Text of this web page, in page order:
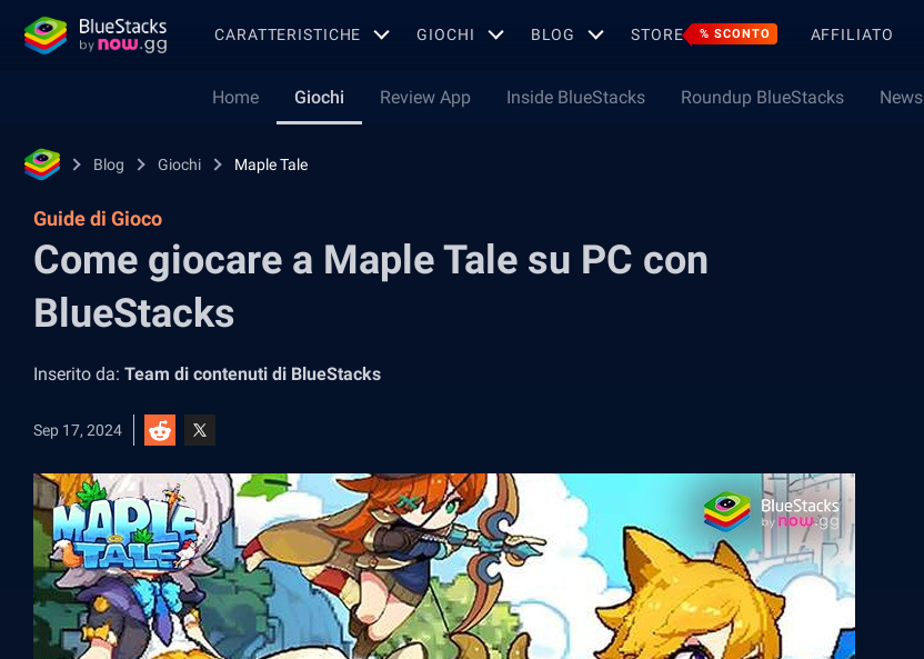
CARATTERISTICHE GIOCHI BLOG STORE % SCONTO AFFILIATO
Home Giochi Review App Inside BlueStacks Roundup BlueStacks News
Blog Giochi Maple Tale
Guide di Gioco
Come giocare a Maple Tale su PC con
BlueStacks
Inserito da: Team di contenuti di BlueStacks
Sep 17, 2024